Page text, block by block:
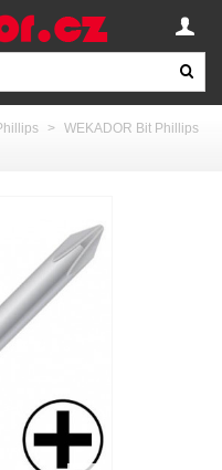
> WEKADOR Bit Phillips